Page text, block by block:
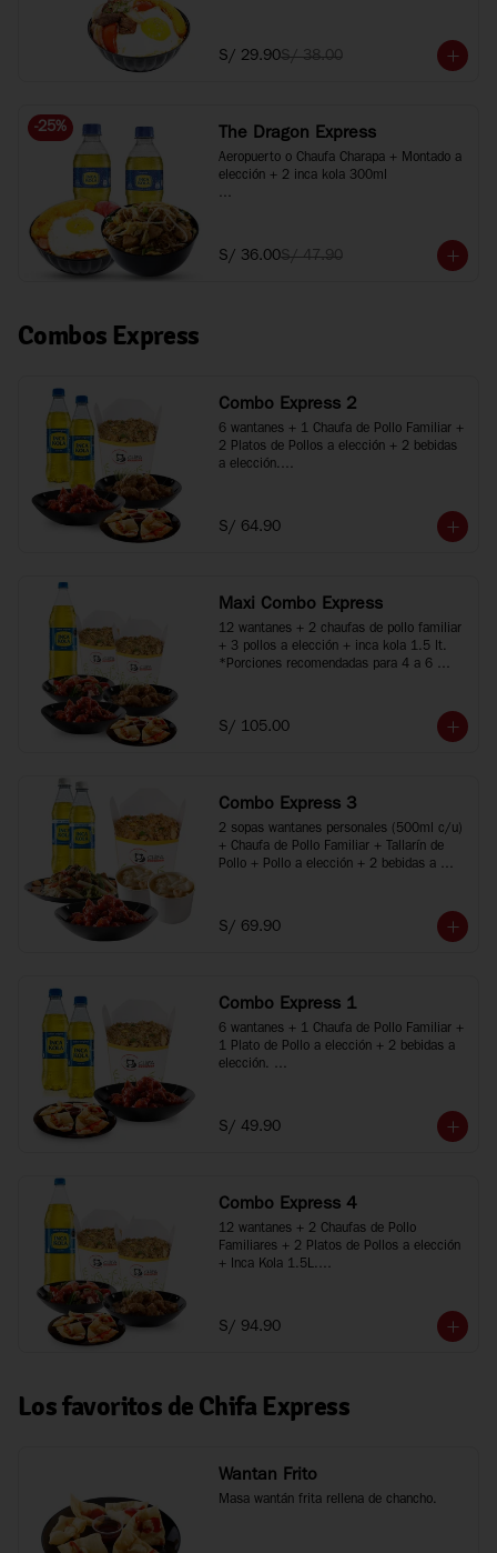
S/ 29.90S/ 38.00
-25% The Dragon Express
Aeropuerto o Chaufa Charapa + Montado a
elección + 2 inca kola 300ml
S/ 36.00S/ 47.90
Combos Express
Combo Express 2
6 wantanes + 1 Chaufa de Pollo Familiar +
2 Platos de Pollos a elección + 2 bebidas
a elección.
*Imágenes referenciales
S/ 64.90
Maxi Combo Express
12 wantanes + 2 chaufas de pollo familiar
+ 3 pollos a elección + inca kola 1.5 lt.
*Porciones recomendadas para 4 a 6
S/ 105.00
Combo Express 3
2 sopas wantanes personales (500ml c/u)
+ Chaufa de Pollo Familiar + Tallarín de
Pollo + Pollo a elección + 2 bebidas a
personas
*Imágenes referenciales
S/ 69.90
Combo Express 1
6 wantanes + 1 Chaufa de Pollo Familiar +
1 Plato de Pollo a elección + 2 bebidas a
elección.
S/ 49.90
Combo Express 4
12 wantanes + 2 Chaufas de Pollo
Familiares + 2 Platos de Pollos a elección
+ Inca Kola 1.5L.
*Imágenes referenciales
S/ 94.90
Los favoritos de Chifa Express
Wantan Frito
Masa wantán frita rellena de chancho.